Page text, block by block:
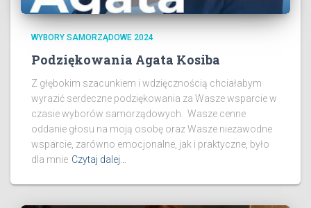
WYBORY SAMORZĄDOWE 2024
Podziękowania Agata Kosiba
Z głębokim szacunkiem i wdzięcznością chciałabym
wyrazić serdeczne podziękowania za Wasze wsparcie w
czasie wyborów samorządowych. Wasze cenne
oddanie głosu na moją osobę oraz Wasze niezawodne
wsparcie, zarówno emocjonalne, jak i praktyczne, było
dla mnie Czytaj dalej…